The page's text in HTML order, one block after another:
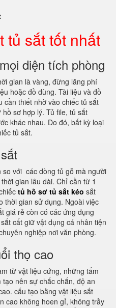
tủ sắt tốt nhất
diện tích phòng
gian là vàng, đừng lãng phí
hoặc đồ dùng. Tài liệu và đồ
cần thiết nhờ vào chiếc tủ sắt
sơ hợp lý. Tủ file, tủ sắt
khác nhau. Do đó, bất kỳ loại
tủ sắt.
so với các dòng tủ gỗ mà người
gian lâu dài. Chỉ cần từ 1
tủ hồ sơ tủ sắt kéo sắt
thời gian sử dụng. Ngoài việc
giá rẻ còn có các ứng dụng
cất giữ vật dụng cá nhân tiện
nghiệp nơi văn phòng.
thọ cao
từ vật liệu cứng, những tấm
nên sự chắc chắn, độ an
cấu tạo bằng vật liệu sắt
cao không hoen gỉ, không trầy